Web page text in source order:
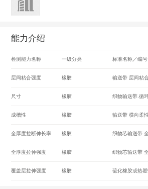
能力介绍
检测能力名称 一级分类 标准名称／编号
层间粘合强度 橡胶
尺寸 橡胶
成槽性 橡胶
全厚度拉断伸长率 橡胶
全厚度拉伸强度 橡胶
覆盖层拉伸强度 橡胶